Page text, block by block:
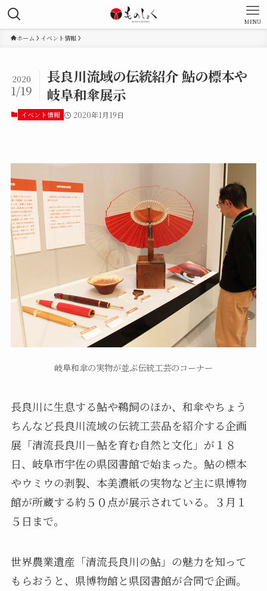
MENU
ホーム イベント情報
長良川流域の伝統紹介 鮎の標本や
岐阜和傘展示
2020
1/19
イベント情報 2020年1月19日
岐阜和傘の実物が並ぶ伝統工芸のコーナー
長良川に生息する鮎や鵜飼のほか、和傘やちょう
ちんなど長良川流域の伝統工芸品を紹介する企画
展「清流長良川－鮎を育む自然と文化」が１８
日、岐阜市宇佐の県図書館で始まった。鮎の標本
やウミウの剥製、本美濃紙の実物など主に県博物
館が所蔵する約５０点が展示されている。３月１
５日まで。
世界農業遺産「清流長良川の鮎」の魅力を知って
もらおうと、県博物館と県図書館が合同で企画。